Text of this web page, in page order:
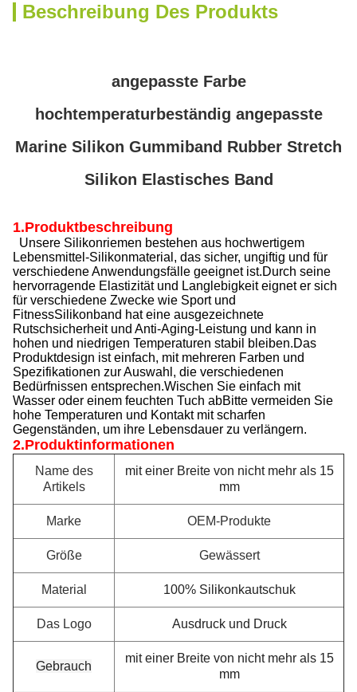
Beschreibung Des Produkts
angepasste Farbe
hochtemperaturbeständig angepasste
Marine Silikon Gummiband Rubber Stretch
Silikon Elastisches Band
1.Produktbeschreibung
Unsere Silikonriemen bestehen aus hochwertigem
Lebensmittel-Silikonmaterial, das sicher, ungiftig und für
verschiedene Anwendungsfälle geeignet ist.Durch seine
hervorragende Elastizität und Langlebigkeit eignet er sich
für verschiedene Zwecke wie Sport und
FitnessSilikonband hat eine ausgezeichnete
Rutschsicherheit und Anti-Aging-Leistung und kann in
hohen und niedrigen Temperaturen stabil bleiben.Das
Produktdesign ist einfach, mit mehreren Farben und
Spezifikationen zur Auswahl, die verschiedenen
Bedürfnissen entsprechen.Wischen Sie einfach mit
Wasser oder einem feuchten Tuch abBitte vermeiden Sie
hohe Temperaturen und Kontakt mit scharfen
Gegenständen, um ihre Lebensdauer zu verlängern.
2.Produktinformationen
Name des
Artikels
mit einer Breite von nicht mehr als 15
mm
Marke OEM-Produkte
Größe Gewässert
Material 100% Silikonkautschuk
Das Logo Ausdruck und Druck
Gebrauch
mit einer Breite von nicht mehr als 15
mm